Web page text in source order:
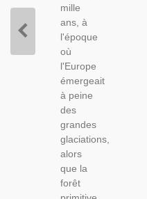
mille
ans, à
l'époque
où
l'Europe
émergeait
à peine
des
grandes
glaciations,
alors
que la
forêt